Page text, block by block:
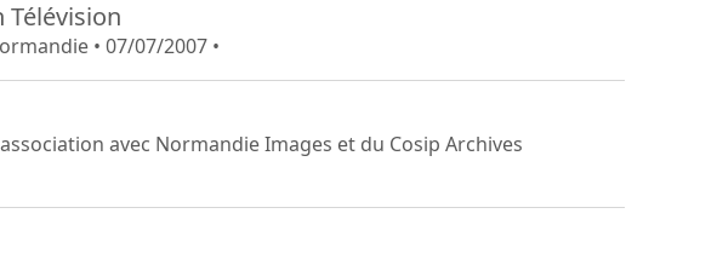
Télévision
• 07/07/2007 •
avec Normandie Images et du Cosip Archives